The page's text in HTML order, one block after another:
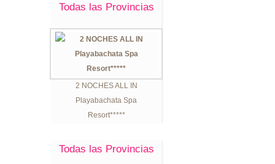
Todas las Provincias
2 NOCHES ALL IN
Playabachata Spa
Resort*****
Todas las Provincias